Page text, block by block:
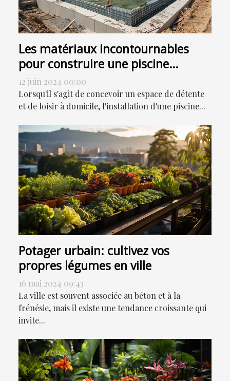
Les matériaux incontournables
pour construire une piscine
durable
12 juin 2024 00:00
Lorsqu'il s'agit de concevoir un espace de détente
et de loisir à domicile, l'installation d'une piscine...
Potager urbain: cultivez vos
propres légumes en ville
16 mai 2024 09:43
La ville est souvent associée au béton et à la
frénésie, mais il existe une tendance croissante qui
invite...